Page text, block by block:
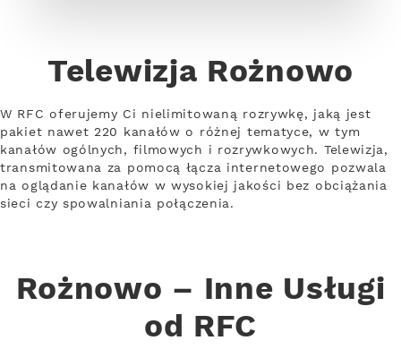
Telewizja Rożnowo
W RFC oferujemy Ci nielimitowaną rozrywkę, jaką jest
pakiet nawet 220 kanałów o różnej tematyce, w tym
kanałów ogólnych, filmowych i rozrywkowych. Telewizja,
transmitowana za pomocą łącza internetowego pozwala
na oglądanie kanałów w wysokiej jakości bez obciążania
sieci czy spowalniania połączenia.
Rożnowo – Inne Usługi
od RFC